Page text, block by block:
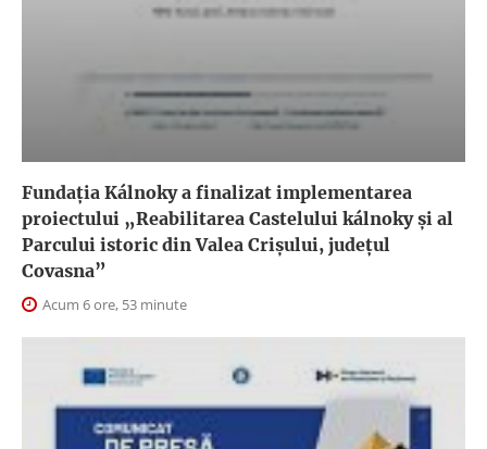
Fundația Kálnoky a finalizat implementarea
proiectului „Reabilitarea Castelului kálnoky și al
Parcului istoric din Valea Crișului, județul
Covasna”
Acum 6 ore, 53 minute